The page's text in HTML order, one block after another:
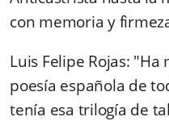
con memoria y
Luis Felipe Rojas:
poesía española de
tenía esa trilogía de